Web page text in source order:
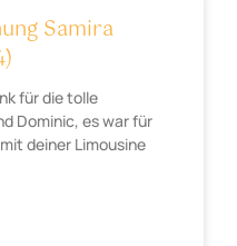
Samira
für die tolle
Dominic, es war für
deiner Limousine